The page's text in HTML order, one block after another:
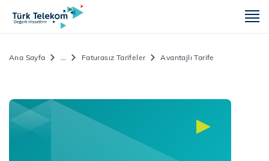
Ana Sayfa ... Faturasız Tarifeler Avantajlı Tarife